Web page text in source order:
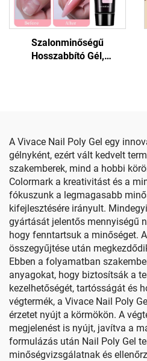
Szalonminőségű
Hosszabbító Gél,
A Vivace Nail Poly Gel egy
gélnyként, ezért vált kedvelt
szakemberek, mind a hobbi
Colormark a kreativitást és a
fókuszunk a legmagasabb
kifejlesztésére irányult.
gyártását jelentős mennyiségű
hogy fenntartsuk a minőséget.
összegyűjtése után
Ebben a folyamatban
anyagokat, hogy biztosítsák a
kezelhetőségét, tartósságát és
végtermék, a Vivace Nail Poly
érzetet nyújt a körmökön. A
megjelenést is nyújt, javítva a
formulázás után Nail Poly Gel
minőségvizsgálatnak és